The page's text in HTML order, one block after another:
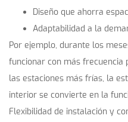
Diseño que ahorra
Adaptabilidad a la
Por ejemplo, durante los
funcionar con más
las estaciones más frías, la
interior se convierte en la
Flexibilidad de instalación y